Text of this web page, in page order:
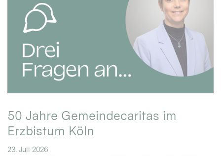
50 Jahre Gemeindecaritas im
Erzbistum Köln
23. Juli 2026